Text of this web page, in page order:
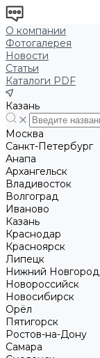
О компании
Фотогалерея
Новости
Статьи
Каталоги PDF
Казань
Москва
Санкт-Петербург
Анапа
Архангельск
Владивосток
Волгоград
Иваново
Казань
Краснодар
Красноярск
Липецк
Нижний Новгород
Новороссийск
Новосибирск
Орёл
Пятигорск
Ростов-на-Дону
Самара